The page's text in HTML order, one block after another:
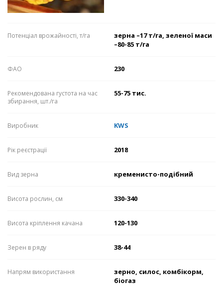
Потенціал врожайності, т/га
зерна –17 т/га, зеленої маси
–80-85 т/га
ФАО 230
Рекомендована густота на час
збирання, шт./га
55-75 тис.
Виробник KWS
Рік реєстрації 2018
Вид зерна кременисто-подібний
Висота рослин, см 330-340
Висота кріплення качана 120-130
Зерен в ряду 38-44
Напрям використання
зерно, силос, комбікорм,
біогаз